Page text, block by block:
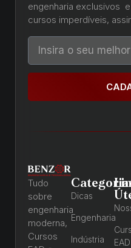
engenharia exclusivos
cursos imperdíveis,
Tudo
sobre
engenharia
moderna,
Cursos
Dicas
Engenharia
Indústria
EAD